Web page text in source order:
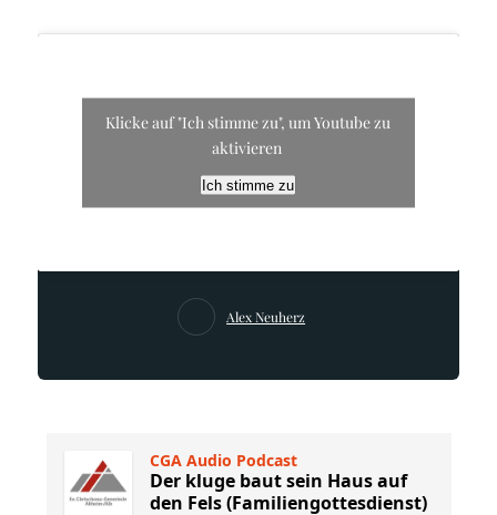
Klicke auf "Ich stimme zu", um Youtube zu
aktivieren
Ich stimme zu
Alex Neuherz